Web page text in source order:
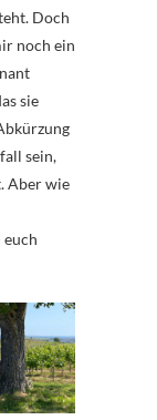
Doch
noch ein
sie
sein,
Aber wie
euch